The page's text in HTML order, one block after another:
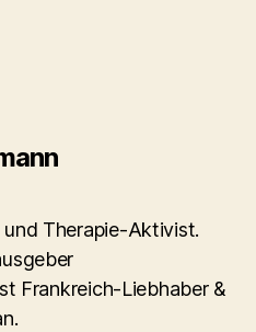
Therapie-Aktivist.
Frankreich-Liebhaber &